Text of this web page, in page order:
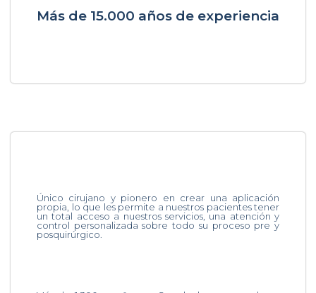
Más de 15.000 años de experiencia
Único cirujano y pionero en crear una aplicación
propia, lo que les permite a nuestros pacientes tener
un total acceso a nuestros servicios, una atención y
control personalizada sobre todo su proceso pre y
posquirúrgico.